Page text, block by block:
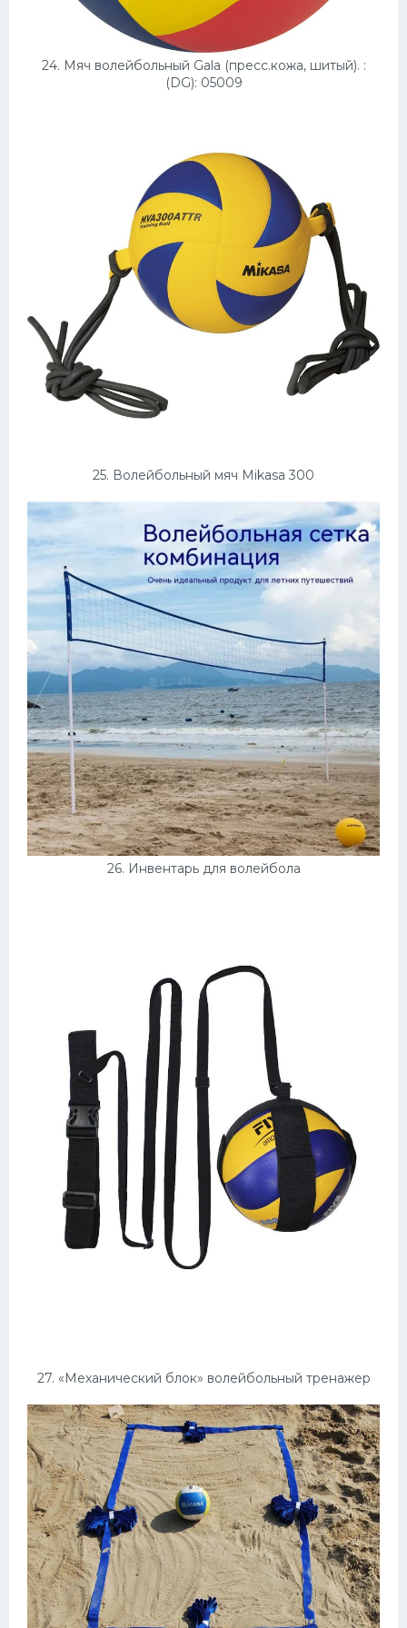
24. Мяч волейбольный Gala (пресс.кожа, шитый). :
(DG): 05009
25. Волейбольный мяч Mikasa 300
26. Инвентарь для волейбола
27. «Механический блок» волейбольный тренажер